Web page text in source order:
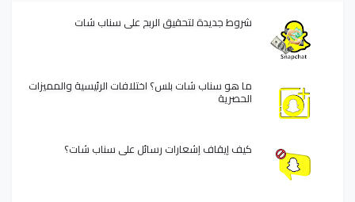
شروط جديدة لتحقيق الربح على سناب شات
ما هو سناب شات بلس؟ اختلافات الرئيسية والمميزات
الحصرية
كيف إيقاف إشعارات رسائل على سناب شات؟